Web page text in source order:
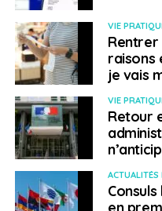
VIE
Rentrer
raisons
je vais
VIE
Retour
ACTUALITÉS
en